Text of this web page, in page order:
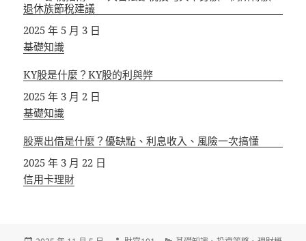
退休族節稅建議
日期
2025 年 5 月 3 日
關於
基礎知識
KY股是什麼？KY股的利與弊
日期
2025 年 3 月 2 日
關於
基礎知識
股票出借是什麼？優缺點、利息收入、風險一次搞懂
日期
2025 年 3 月 22 日
關於
信用卡理財